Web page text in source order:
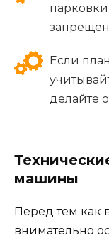
Если
делайте
машины
Перед тем как
внимательно